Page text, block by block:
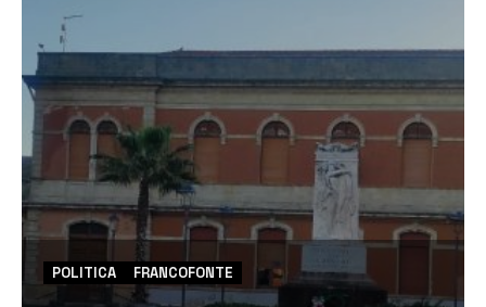
POLITICA FRANCOFONTE